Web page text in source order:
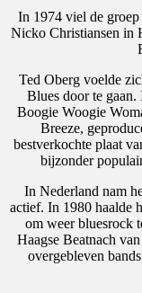
In 1974 viel de
Nicko Christiansen in
Ted Oberg voelde
Blues door te gaan.
Boogie Woogie
Breeze,
bestverkochte plaat
bijzonder
In Nederland nam
actief. In 1980 haalde
om weer bluesrock
Haagse Beatnach
overgebleven